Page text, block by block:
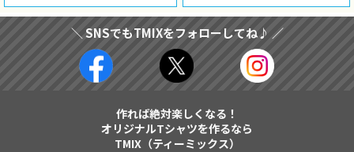
＼ SNSでもTMIXをフォローしてね♪ ／
作れば絶対楽しくなる！
オリジナルTシャツを作るなら
TMIX（ティーミックス）